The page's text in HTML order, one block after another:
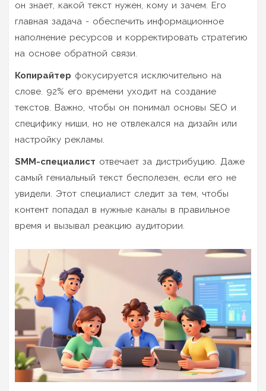
он знает, какой текст нужен, кому и зачем. Его
главная задача - обеспечить информационное
наполнение ресурсов и корректировать стратегию
на основе обратной связи.
Копирайтер фокусируется исключительно на
слове. 92% его времени уходит на создание
текстов. Важно, чтобы он понимал основы SEO и
специфику ниши, но не отвлекался на дизайн или
настройку рекламы.
SMM-специалист отвечает за дистрибуцию. Даже
самый гениальный текст бесполезен, если его не
увидели. Этот специалист следит за тем, чтобы
контент попадал в нужные каналы в правильное
время и вызывал реакцию аудитории.